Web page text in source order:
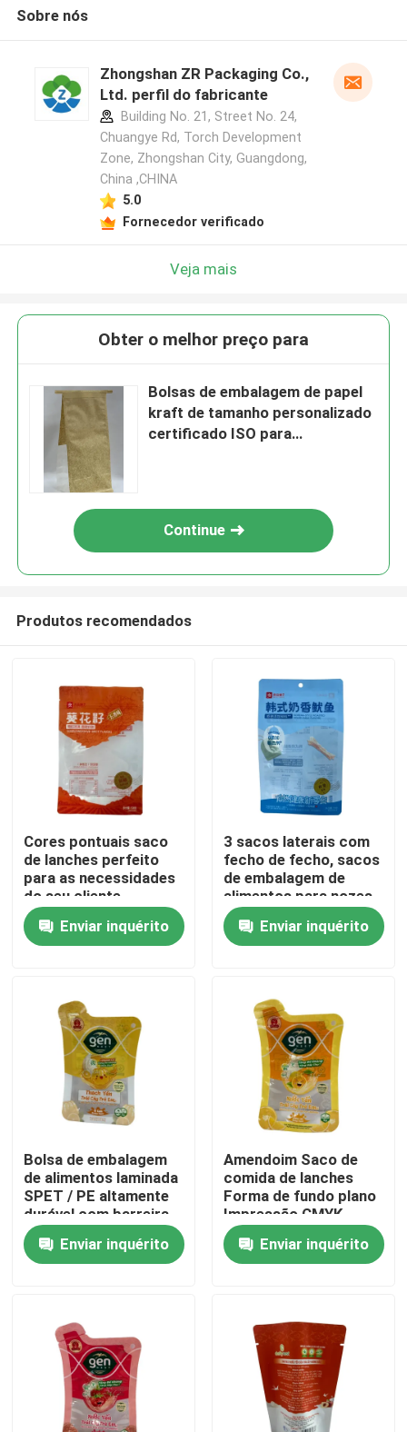
Casa
Sobre nós
Excursão da fábrica
Contacte-nos
Notícia
Malotes do empacotamento de alimento
Bolsa de embalagem de bico
Sobre nós
Zhongshan ZR Packaging Co.,
Ltd. perfil do fabricante
Building No. 21, Street No. 24,
Chuangye Rd, Torch Development
Zone, Zhongshan City, Guangdong,
China ,CHINA
5.0
Fornecedor verificado
Veja mais
Obter o melhor preço para
Bolsas de embalagem de papel
kraft de tamanho personalizado
certificado ISO para
Continue
Produtos recomendados
Cores pontuais saco
de lanches perfeito
para as necessidades
do seu cliente
Enviar inquérito
3 sacos laterais com
fecho de fecho, sacos
de embalagem de
alimentos para nozes
e esterilização
personalizada na
indústria
Enviar inquérito
Bolsa de embalagem
de alimentos laminada
SPET / PE altamente
durável com barreira
Enviar inquérito
Amendoim Saco de
comida de lanches
Forma de fundo plano
Impressão CMYK
Enviar inquérito